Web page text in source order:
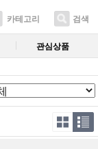
카테고리 검색
관심상품